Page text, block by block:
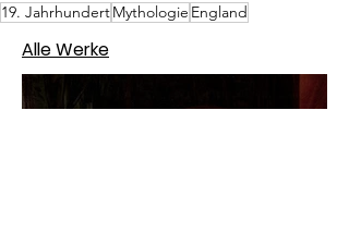
19. JahrhundertMythologie England
Alle Werke